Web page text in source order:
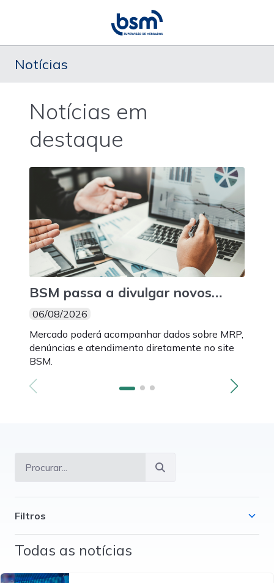
Notícias
Notícias em
destaque
BSM passa a divulgar novos
indicadores mensais de suas
06/08/2026
Mercado poderá acompanhar dados sobre MRP,
denúncias e atendimento diretamente no site
BSM.
Filtros
Todas as notícias